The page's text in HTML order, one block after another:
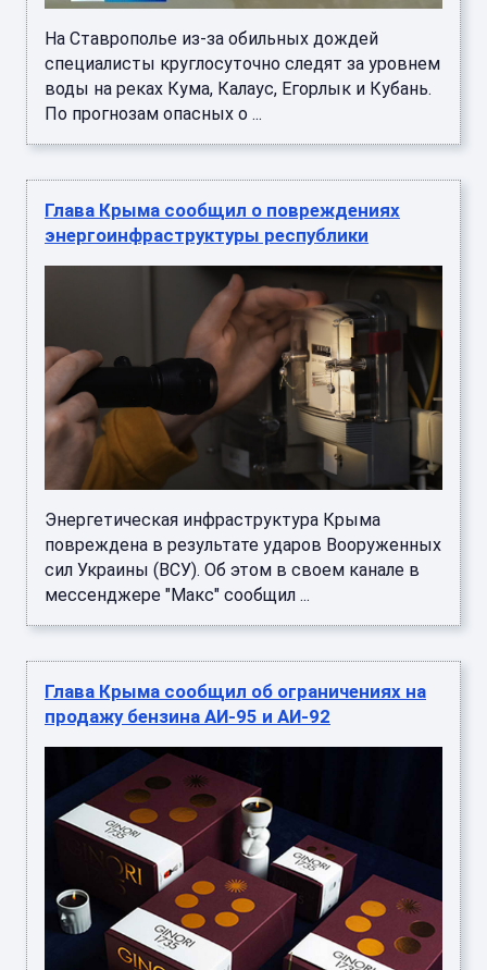
На Ставрополье из-за обильных дождей
специалисты круглосуточно следят за уровнем
воды на реках Кума, Калаус, Егорлык и Кубань.
По прогнозам опасных о ...
Глава Крыма сообщил о повреждениях
энергоинфраструктуры республики
Энергетическая инфраструктура Крыма
повреждена в результате ударов Вооруженных
сил Украины (ВСУ). Об этом в своем канале в
мессенджере "Макс" сообщил ...
Глава Крыма сообщил об ограничениях на
продажу бензина АИ-95 и АИ-92